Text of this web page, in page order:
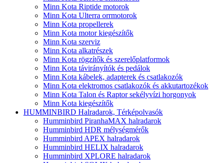
Minn Kota Riptide motorok
Minn Kota Ulterra orrmotorok
Minn Kota propellerek
Minn Kota motor kiegészítők
Minn Kota szerviz
Minn Kota alkatrészek
Minn Kota rögzítők és szerelőplatformok
Minn Kota távirányítók és pedálok
Minn Kota kábelek, adapterek és csatlakozók
Minn Kota elektromos csatlakozók és akkutartozékok
Minn Kota Talon és Raptor sekélyvízi horgonyok
Minn Kota kiegészítők
HUMMINBIRD Halradarok, Térképolvasók
Humminbird PiranhaMAX halradarok
Humminbird HDR mélységmérők
Humminbird APEX halradarok
Humminbird HELIX halradarok
Humminbird XPLORE halradarok